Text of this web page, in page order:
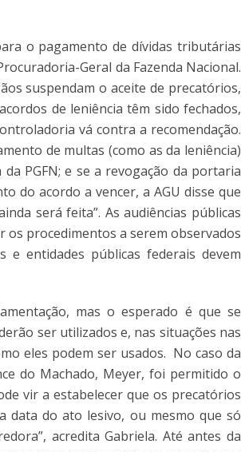
o pagamento de dívidas tributárias
Geral da Fazenda Nacional.
suspendam o aceite de precatórios,
de leniência têm sido fechados,
vá contra a recomendação.
de multas (como as da leniência)
PGFN; e se a revogação da portaria
do acordo a vencer, a AGU disse que
será feita”. As audiências públicas
procedimentos a serem observados
entidades públicas federais devem
mas o esperado é que se
ser utilizados e, nas situações nas
eles podem ser usados. No caso da
do Machado, Meyer, foi permitido o
vir a estabelecer que os precatórios
data do ato lesivo, ou mesmo que só
acredita Gabriela. Até antes da